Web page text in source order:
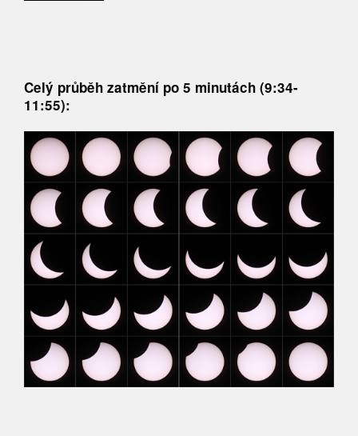
Celý průběh zatmění po 5 minutách (9:34-
11:55):